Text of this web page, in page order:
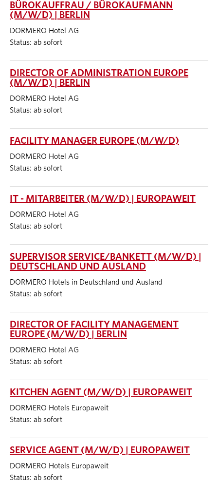
BÜROKAUFFRAU / BÜROKAUFMANN
(M/W/D) | BERLIN
DORMERO Hotel AG
Status: ab sofort
DIRECTOR OF ADMINISTRATION EUROPE
(M/W/D) | BERLIN
DORMERO Hotel AG
Status: ab sofort
FACILITY MANAGER EUROPE (M/W/D)
DORMERO Hotel AG
Status: ab sofort
IT - MITARBEITER (M/W/D) | EUROPAWEIT
DORMERO Hotel AG
Status: ab sofort
SUPERVISOR SERVICE/BANKETT (M/W/D) |
DEUTSCHLAND UND AUSLAND
DORMERO Hotels in Deutschland und Ausland
Status: ab sofort
DIRECTOR OF FACILITY MANAGEMENT
EUROPE (M/W/D) | BERLIN
DORMERO Hotel AG
Status: ab sofort
KITCHEN AGENT (M/W/D) | EUROPAWEIT
DORMERO Hotels Europaweit
Status: ab sofort
SERVICE AGENT (M/W/D) | EUROPAWEIT
DORMERO Hotels Europaweit
Status: ab sofort